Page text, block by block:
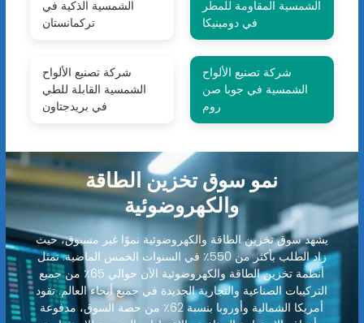
الشمسية الذكية في
تركمانستان
الشمسية المقاومة للمطر
في دومينيكا
شركة تصنيع الألواح
الشمسية القابلة للطي
في بريدجتاون
شركة تصنيع الألواح
الشمسية في جوبا صن
روم
نمو سوق تخزين الطاقة
والكهروضوئية
يشهد سوق تخزين الطاقة والكهروضوئية نموًا غير مسبوق، حيث
زاد الطلب بأكثر من 550٪ في السنوات الخمس الماضية. تمثل
أنظمة تخزين الطاقة والكهروضوئية الآن حوالي 65٪ من جميع
التركيبات الصناعية والتجارية الجديدة في جميع أنحاء العالم. تقود
أمريكا الشمالية وأوروبا بنسبة 62٪ من حصة السوق، مدفوعة